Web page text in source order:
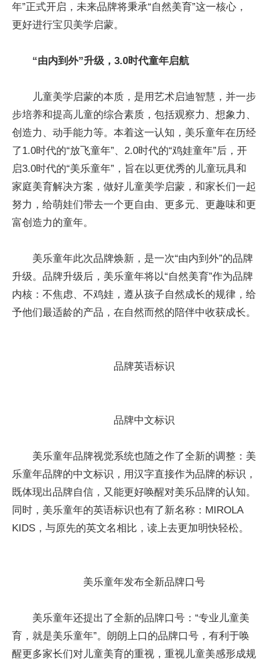
年”正式开启，未来品牌将秉承“自然美育”这一核心，
更好进行宝贝美学启蒙。
“由内到外”升级，3.0时代童年启航
儿童美学启蒙的本质，是用艺术启迪智慧，并一步
步培养和提高儿童的综合素质，包括观察力、想象力、
创造力、动手能力等。本着这一认知，美乐童年在历经
了1.0时代的“放飞童年”、2.0时代的“鸡娃童年”后，开
启3.0时代的“美乐童年”，旨在以更优秀的儿童玩具和
家庭美育解决方案，做好儿童美学启蒙，和家长们一起
努力，给萌娃们带去一个更自由、更多元、更趣味和更
富创造力的童年。
美乐童年此次品牌焕新，是一次“由内到外”的品牌
升级。品牌升级后，美乐童年将以“自然美育”作为品牌
内核：不焦虑、不鸡娃，遵从孩子自然成长的规律，给
予他们最适龄的产品，在自然而然的陪伴中收获成长。
品牌英语标识
品牌中文标识
美乐童年品牌视觉系统也随之作了全新的调整：美
乐童年品牌的中文标识，用汉字直接作为品牌的标识，
既体现出品牌自信，又能更好唤醒对美乐品牌的认知。
同时，美乐童年的英语标识也有了新名称：MIROLA
KIDS，与原先的英文名相比，读上去更加明快轻松。
美乐童年发布全新品牌口号
美乐童年还提出了全新的品牌口号：“专业儿童美
育，就是美乐童年”。朗朗上口的品牌口号，有利于唤
醒更多家长们对儿童美育的重视，重视儿童美感形成规